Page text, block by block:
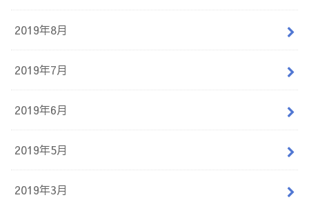
2019年8月
2019年7月
2019年6月
2019年5月
2019年3月